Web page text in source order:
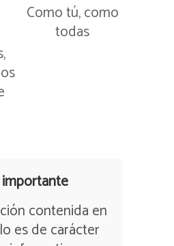
Como tú, como
todas
contenida en
es de carácter